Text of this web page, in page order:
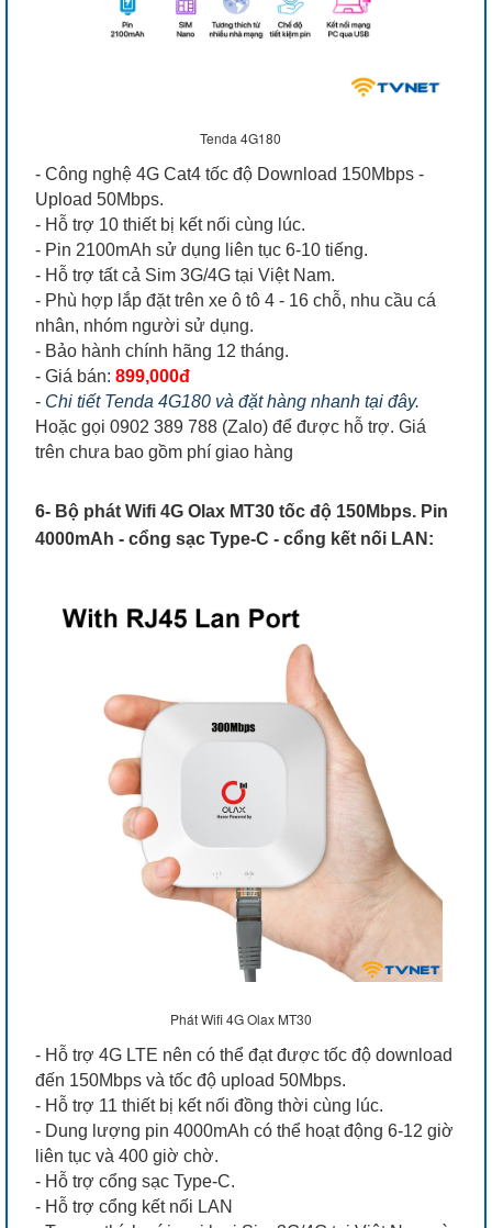
Tenda 4G180
- Công nghệ 4G Cat4 tốc độ Download 150Mbps -
Upload 50Mbps.
- Hỗ trợ 10 thiết bị kết nối cùng lúc.
- Pin 2100mAh sử dụng liên tục 6-10 tiếng.
- Hỗ trợ tất cả Sim 3G/4G tại Việt Nam.
- Phù hợp lắp đặt trên xe ô tô 4 - 16 chỗ, nhu cầu cá
nhân, nhóm người sử dụng.
- Bảo hành chính hãng 12 tháng.
- Giá bán: 899,000đ
- Chi tiết Tenda 4G180 và đặt hàng nhanh tại đây.
Hoặc gọi 0902 389 788 (Zalo) để được hỗ trợ. Giá
trên chưa bao gồm phí giao hàng
6- Bộ phát Wifi 4G Olax MT30 tốc độ 150Mbps. Pin
4000mAh - cổng sạc Type-C - cổng kết nối LAN:
Phát Wifi 4G Olax MT30
- Hỗ trợ 4G LTE nên có thể đạt được tốc độ download
đến 150Mbps và tốc độ upload 50Mbps.
- Hỗ trợ 11 thiết bị kết nối đồng thời cùng lúc.
- Dung lượng pin 4000mAh có thể hoạt động 6-12 giờ
liên tục và 400 giờ chờ.
- Hỗ trợ cổng sạc Type-C.
- Hỗ trợ cổng kết nối LAN